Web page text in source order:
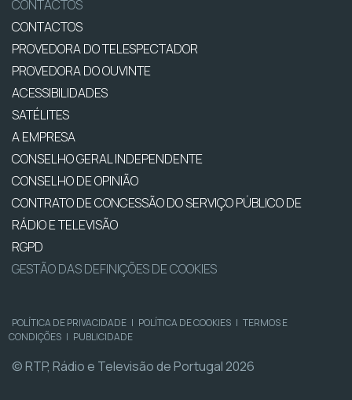
CONTACTOS
CONTACTOS
PROVEDORA DO TELESPECTADOR
PROVEDORA DO OUVINTE
ACESSIBILIDADES
SATÉLITES
A EMPRESA
CONSELHO GERAL INDEPENDENTE
CONSELHO DE OPINIÃO
CONTRATO DE CONCESSÃO DO SERVIÇO PÚBLICO DE
RÁDIO E TELEVISÃO
RGPD
GESTÃO DAS DEFINIÇÕES DE COOKIES
POLÍTICA DE PRIVACIDADE | POLÍTICA DE COOKIES | TERMOS E
CONDIÇÕES | PUBLICIDADE
© RTP, Rádio e Televisão de Portugal 2026